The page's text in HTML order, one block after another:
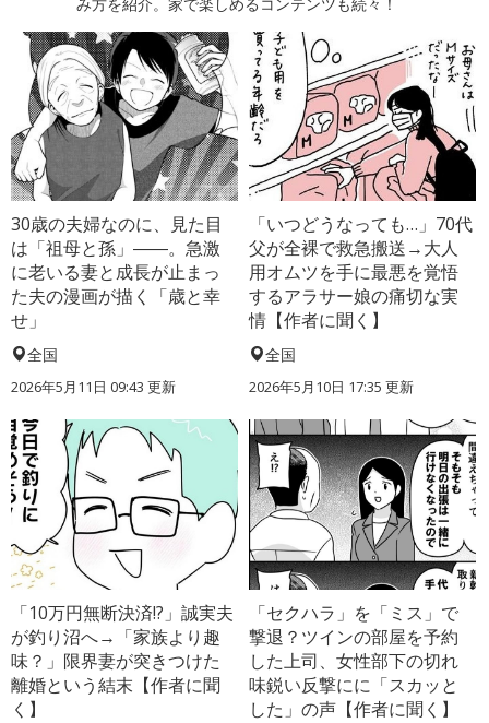
30歳の夫婦なのに、見た目
は「祖母と孫」――。急激
に老いる妻と成長が止まっ
た夫の漫画が描く「歳と幸
せ」
全国
2026年5月11日 09:43 更新
「いつどうなっても…」70代
父が全裸で救急搬送→大人
用オムツを手に最悪を覚悟
するアラサー娘の痛切な実
情【作者に聞く】
全国
2026年5月10日 17:35 更新
「10万円無断決済!?」誠実夫
が釣り沼へ→「家族より趣
味？」限界妻が突きつけた
離婚という結末【作者に聞
く】
「セクハラ」を「ミス」で
撃退？ツインの部屋を予約
した上司、女性部下の切れ
味鋭い反撃にに「スカッと
した」の声【作者に聞く】